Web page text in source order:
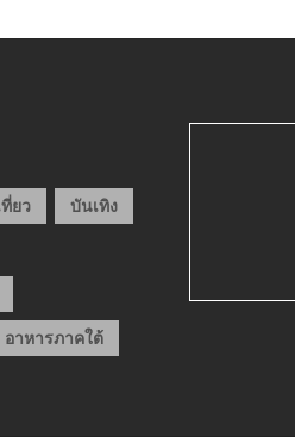
ยว บันเทิง
อาหารภาคใต้